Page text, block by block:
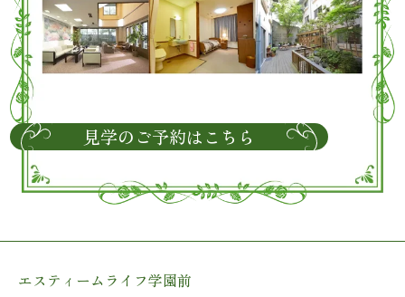
見学のご予約はこちら
エスティームライフ学園前